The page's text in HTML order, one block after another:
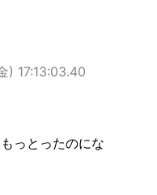
) 17:13:03.40
っとったのにな